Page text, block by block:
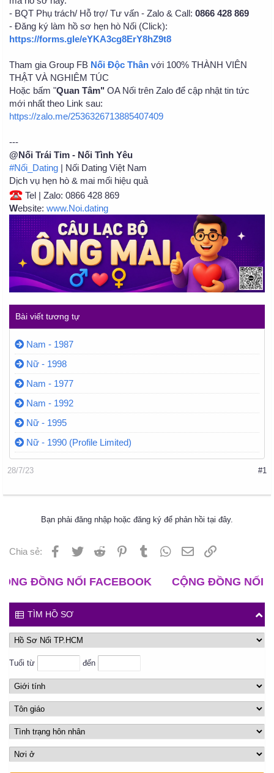
- BQT Phụ trách/ Hỗ trợ/ Tư vấn - Zalo & Call: 0866 428 869
- Đăng ký làm hồ sơ hẹn hò Nối (Click):
https://forms.gle/eYKA3cg8ErY8hZ9t8
Tham gia Group FB Nối Độc Thân với 100% THÀNH VIÊN
THẬT VÀ NGHIÊM TÚC
Hoặc bấm "Quan Tâm" OA Nối trên Zalo để cập nhật tin tức
mới nhất theo Link sau:
https://zalo.me/2536326713885407409
---
@Nối Trái Tim - Nối Tình Yêu
#Nối_Dating | Nối Dating Việt Nam
Dịch vụ hẹn hò & mai mối hiệu quả
Tel | Zalo: 0866 428 869
Website: www.Noi.dating
Bài viết tương tự
Nam - 1987
Nữ - 1998
Nam - 1977
Nam - 1992
Nữ - 1995
Nữ - 1990 (Profile Limited)
#1
28/7/23
Bạn phải đăng nhập hoặc đăng ký để phản hồi tại đây.
Chia sẻ: Facebook
Twitter Reddit PinterestTumblr WhatsApp
Email
NỐI FACEBOOK CỘNG ĐỒNG NỐI ZALO
TÌM HỒ SƠ
Tuổi từ đến